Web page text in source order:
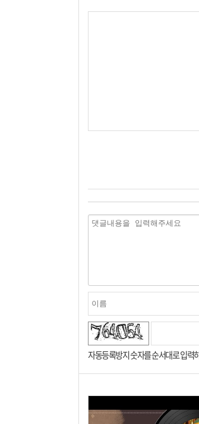
자동등록방지 숫자를 순서대로 입력